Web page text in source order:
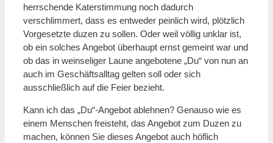
herrschende Katerstimmung noch dadurch
verschlimmert, dass es entweder peinlich wird, plötzlich
Vorgesetzte duzen zu sollen. Oder weil völlig unklar ist,
ob ein solches Angebot überhaupt ernst gemeint war und
ob das in weinseliger Laune angebotene „Du“ von nun an
auch im Geschäftsalltag gelten soll oder sich
ausschließlich auf die Feier bezieht.
Kann ich das „Du“-Angebot ablehnen? Genauso wie es
einem Menschen freisteht, das Angebot zum Duzen zu
machen, können Sie dieses Angebot auch höflich